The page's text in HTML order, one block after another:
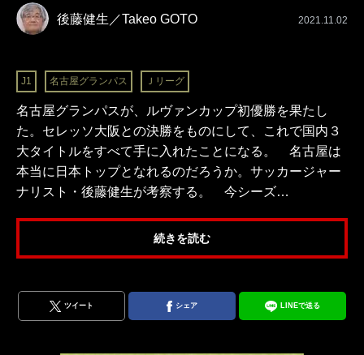
後藤健生／Takeo GOTO 2021.11.02
J1 名古屋グランパス Ｊリーグ
名古屋グランパスが、ルヴァンカップ初優勝を果たし
た。セレッソ大阪との決勝をものにして、これで国内３
大タイトルをすべて手に入れたことになる。 名古屋は
本当に日本トップとなれるのだろうか。サッカージャー
ナリスト・後藤健生が考察する。 今シーズ…
続きを読む
ツイート シェア LINEで送る